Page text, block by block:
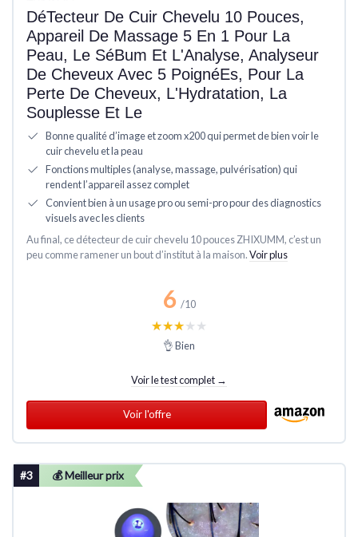
DéTecteur De Cuir Chevelu 10 Pouces,
Appareil De Massage 5 En 1 Pour La
Peau, Le SéBum Et L'Analyse, Analyseur
De Cheveux Avec 5 PoignéEs, Pour La
Perte De Cheveux, L'Hydratation, La
Souplesse Et Le
Bonne qualité d’image et zoom x200 qui permet de bien voir le
cuir chevelu et la peau
Fonctions multiples (analyse, massage, pulvérisation) qui
rendent l’appareil assez complet
Convient bien à un usage pro ou semi-pro pour des diagnostics
visuels avec les clients
Au final, ce détecteur de cuir chevelu 10 pouces ZHIXUMM, c’est un
peu comme ramener un bout d’institut à la maison.Voir plus
6 /10
★★★★★
★★★★★
👌 Bien
Voir le test complet →
Voir l'offre
#3 💰 Meilleur prix